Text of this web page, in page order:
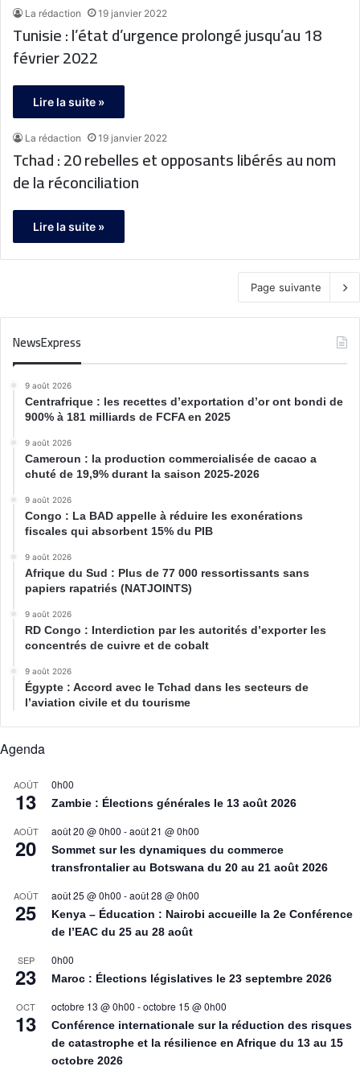
La rédaction 19 janvier 2022
Tunisie : l’état d’urgence prolongé jusqu’au 18
février 2022
Lire la suite »
La rédaction 19 janvier 2022
Tchad : 20 rebelles et opposants libérés au nom
de la réconciliation
Lire la suite »
Page suivante
NewsExpress
9 août 2026
Centrafrique : les recettes d’exportation d’or ont bondi de
900% à 181 milliards de FCFA en 2025
9 août 2026
Cameroun : la production commercialisée de cacao a
chuté de 19,9% durant la saison 2025-2026
9 août 2026
Congo : La BAD appelle à réduire les exonérations
fiscales qui absorbent 15% du PIB
9 août 2026
Afrique du Sud : Plus de 77 000 ressortissants sans
papiers rapatriés (NATJOINTS)
9 août 2026
RD Congo : Interdiction par les autorités d’exporter les
concentrés de cuivre et de cobalt
9 août 2026
Égypte : Accord avec le Tchad dans les secteurs de
l’aviation civile et du tourisme
Agenda
AOÛT
13
0h00
Zambie : Élections générales le 13 août 2026
AOÛT
20
août 20 @ 0h00 -août 21 @ 0h00
Sommet sur les dynamiques du commerce
transfrontalier au Botswana du 20 au 21 août 2026
AOÛT
25
août 25 @ 0h00 -août 28 @ 0h00
Kenya – Éducation : Nairobi accueille la 2e Conférence
de l’EAC du 25 au 28 août
SEP
23
0h00
Maroc : Élections législatives le 23 septembre 2026
OCT
13
octobre 13 @ 0h00 -octobre 15 @ 0h00
Conférence internationale sur la réduction des risques
de catastrophe et la résilience en Afrique du 13 au 15
octobre 2026